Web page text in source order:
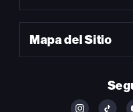
Mapa del Sitio
FOLLOW